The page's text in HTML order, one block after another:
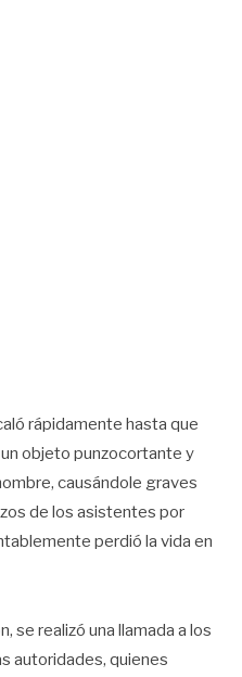
rápidamente hasta que
objeto punzocortante y
causándole graves
de los asistentes por
perdió la vida en
se realizó una llamada a los
autoridades, quienes